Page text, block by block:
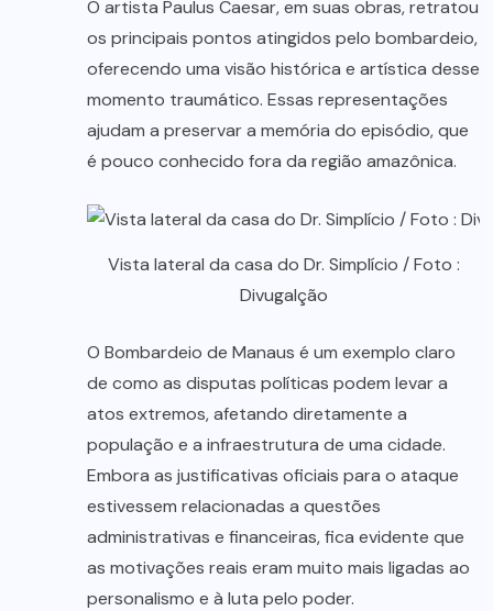
O artista Paulus Caesar, em suas obras, retratou
os principais pontos atingidos pelo bombardeio,
oferecendo uma visão histórica e artística desse
momento traumático. Essas representações
ajudam a preservar a memória do episódio, que
é pouco conhecido fora da região amazônica.
Vista lateral da casa do Dr. Simplício / Foto :
Divugalção
O Bombardeio de Manaus é um exemplo claro
de como as disputas políticas podem levar a
atos extremos, afetando diretamente a
população e a infraestrutura de uma cidade.
Embora as justificativas oficiais para o ataque
estivessem relacionadas a questões
administrativas e financeiras, fica evidente que
as motivações reais eram muito mais ligadas ao
personalismo e à luta pelo poder.